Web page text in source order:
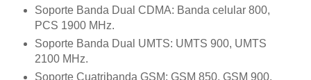
Soporte Banda Dual CDMA: Banda celular 800,
PCS 1900 MHz.
Soporte Banda Dual UMTS: UMTS 900, UMTS
2100 MHz.
Soporte Cuatribanda GSM: GSM 850, GSM 900,